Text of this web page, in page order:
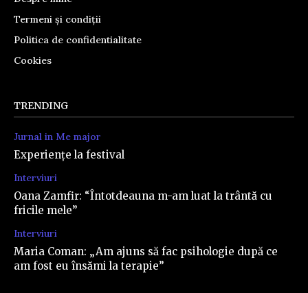
Termeni și condiții
Politica de confidentialitate
Cookies
TRENDING
Jurnal in Me major
Experiențe la festival
Interviuri
Oana Zamfir: “Întotdeauna m-am luat la trântă cu
fricile mele”
Interviuri
Maria Coman: „Am ajuns să fac psihologie după ce
am fost eu însămi la terapie”